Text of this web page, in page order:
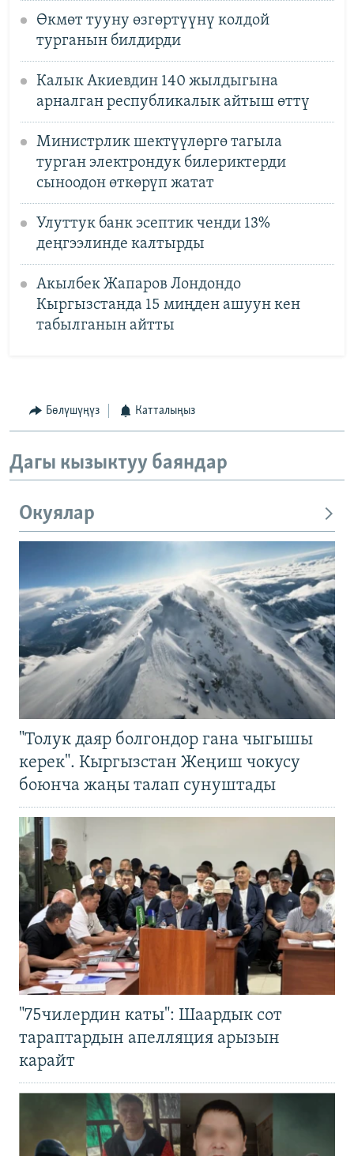
Өкмөт тууну өзгөртүүнү колдой
турганын билдирди
Калык Акиевдин 140 жылдыгына
арналган республикалык айтыш өттү
Министрлик шектүүлөргө тагыла
турган электрондук билериктерди
сыноодон өткөрүп жатат
Улуттук банк эсептик ченди 13%
деңгээлинде калтырды
Акылбек Жапаров Лондондо
Кыргызстанда 15 миңден ашуун кен
табылганын айтты
Бөлүшүңүз Катталыңыз
Дагы кызыктуу баяндар
Окуялар
"Толук даяр болгондор гана чыгышы
керек". Кыргызстан Жеңиш чокусу
боюнча жаңы талап сунуштады
"75чилердин каты": Шаардык сот
тараптардын апелляция арызын
карайт